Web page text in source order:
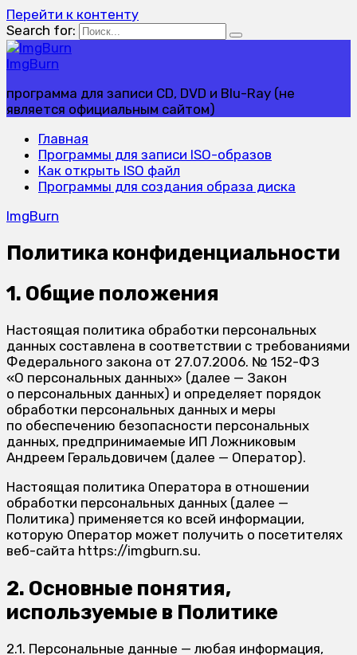
Перейти к контенту
Search for:
ImgBurn
программа для записи CD, DVD и Blu-Ray (не
является официальным сайтом)
Главная
Программы для записи ISO-образов
Как открыть ISO файл
Программы для создания образа диска
ImgBurn
Политика конфиденциальности
1. Общие положения
Настоящая политика обработки персональных
данных составлена в соответствии с требованиями
Федерального закона от 27.07.2006. № 152-ФЗ
«О персональных данных» (далее — Закон
о персональных данных) и определяет порядок
обработки персональных данных и меры
по обеспечению безопасности персональных
данных, предпринимаемые ИП Ложниковым
Андреем Геральдовичем (далее — Оператор).
Настоящая политика Оператора в отношении
обработки персональных данных (далее —
Политика) применяется ко всей информации,
которую Оператор может получить о посетителях
веб-сайта https://imgburn.su.
2. Основные понятия,
используемые в Политике
2.1. Персональные данные — любая информация,